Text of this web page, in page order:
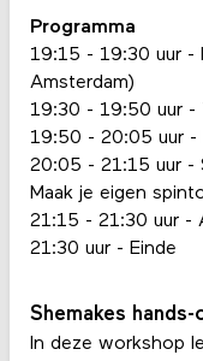
Programma
19:15 - 19:30 uur -
Amsterdam)
19:30 - 19:50 uur -
19:50 - 20:05 uur -
20:05 - 21:15 uur -
Maak je eigen
21:15 - 21:30 uur -
21:30 uur - Einde
Shemakes
In deze workshop